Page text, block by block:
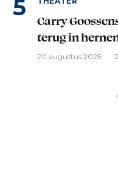
Carry
terug in
20 augustus 2025